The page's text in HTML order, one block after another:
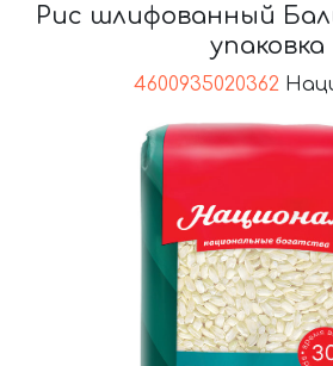
Рис шлифованный
упаковка
4600935020362